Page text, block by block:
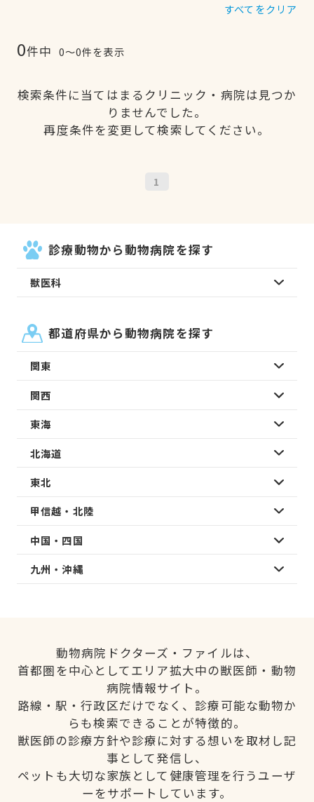
すべてをクリア
0件中 0〜0件を表示
検索条件に当てはまるクリニック・病院は見つか
りませんでした。
再度条件を変更して検索してください。
1
診療動物から動物病院を探す
獣医科
都道府県から動物病院を探す
関東
関西
東海
北海道
東北
甲信越・北陸
中国・四国
九州・沖縄
動物病院ドクターズ・ファイルは、
首都圏を中心としてエリア拡大中の獣医師・動物
病院情報サイト。
路線・駅・行政区だけでなく、診療可能な動物か
らも検索できることが特徴的。
獣医師の診療方針や診療に対する想いを取材し記
事として発信し、
ペットも大切な家族として健康管理を行うユーザ
ーをサポートしています。